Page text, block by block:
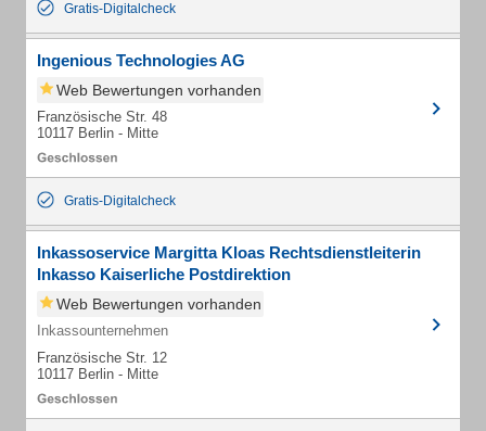
Gratis-Digitalcheck
Ingenious Technologies AG
Web Bewertungen vorhanden
Französische Str. 48
10117 Berlin - Mitte
Gratis-Digitalcheck
Inkassoservice Margitta Kloas Rechtsdienstleiterin
Inkasso Kaiserliche Postdirektion
Web Bewertungen vorhanden
Inkassounternehmen
Französische Str. 12
10117 Berlin - Mitte